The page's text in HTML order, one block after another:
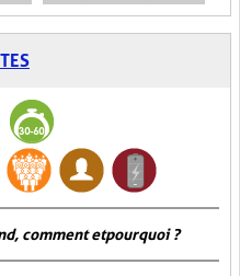
comment et pourquoi ?